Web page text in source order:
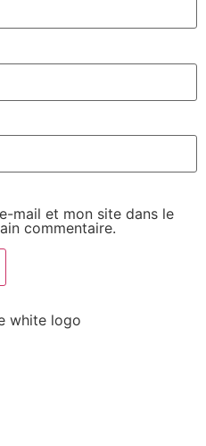
mail et mon site dans le
commentaire.